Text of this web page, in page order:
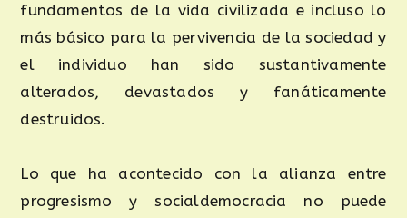
fundamentos de la vida civilizada e incluso lo
más básico para la pervivencia de la sociedad y
el individuo han sido sustantivamente
alterados, devastados y fanáticamente
destruidos.
Lo que ha acontecido con la alianza entre
progresismo y socialdemocracia no puede